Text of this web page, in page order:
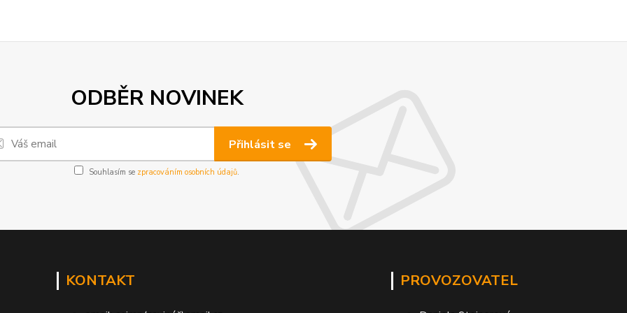
ODBĚR NOVINEK
Přihlásit se
Souhlasím se zpracováním osobních údajů.
KONTAKT PROVOZOVATEL